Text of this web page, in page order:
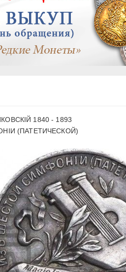
1840 - 1893
(ПАТЕТИЧЕСКОЙ)